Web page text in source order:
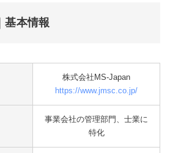
基本情報
株式会社MS-Japan
https://www.jmsc.co.jp/
事業会社の管理部門、士業に
特化